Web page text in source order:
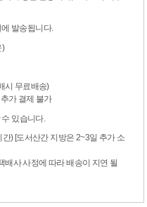
발송됩니다.
)
시 무료배송)
가 결제 불가
있습니다.
) [도서산간 지방은 2~3일 추가 소
사 사정에 따라 배송이 지연 될